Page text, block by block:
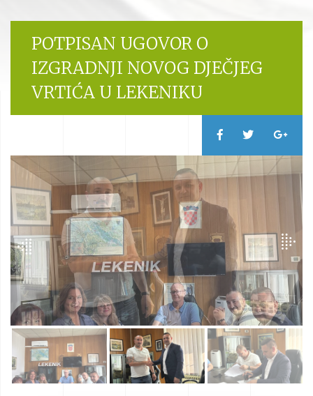
POTPISAN UGOVOR O
IZGRADNJI NOVOG DJEČJEG
VRTIĆA U LEKENIKU